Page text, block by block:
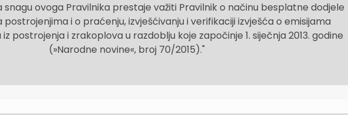
snagu ovoga Pravilnika prestaje važiti Pravilnik o načinu besplatne dodjele
postrojenjima i o praćenju, izvješćivanju i verifikaciji izvješća o emisijama
postrojenja i zrakoplova u razdoblju koje započinje 1. siječnja 2013. godine
(»Narodne novine«, broj 70/2015)."